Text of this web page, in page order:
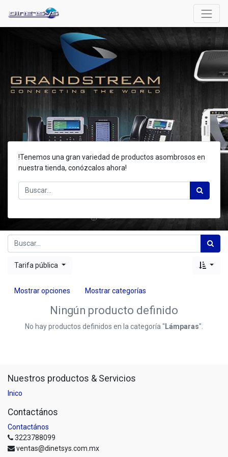
!Tenemos una gran variedad de productos asombrosos en
nuestra tienda, conózcalos ahora!
Tarifa pública
Mostrar opciones Mostrar categorías
Ningún producto definido
No hay productos definidos en la categoría " Lámparas".
Nuestros productos & Servicios
Inico
Contactános
Contactános
3223788099
ventas@dinetsys.com.mx